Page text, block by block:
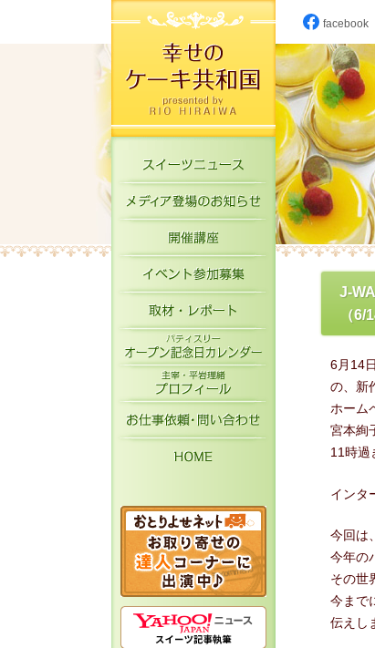
スイーツニュ
メディア登場
開催講座
イベント参加
パティスリー
主宰・平岩理
お仕事依頼・
facebook
J-
（6/
6月14
の、新
ホーム
宮本絢
11時過
インタ
今回は
今年の
その世
今まで
伝えし